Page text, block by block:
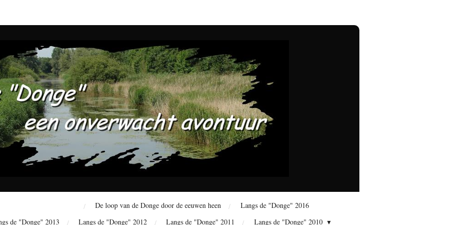
De loop van de Donge door de eeuwen heen
Langs de "Donge" 2016
de "Donge" 2013 Langs de "Donge" 2012 Langs de "Donge" 2011
Langs de "Donge" 2010